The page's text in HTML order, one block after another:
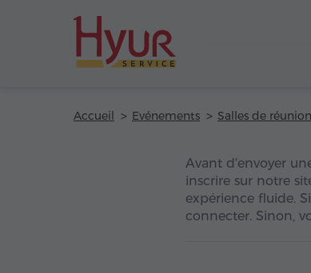
Accueil Evénements Salles de réunion
Avant d'envoyer
inscrire sur notre
expérience fluide.
connecter. Sinon,